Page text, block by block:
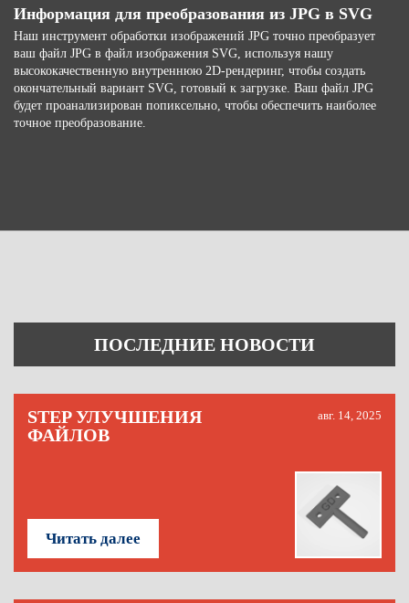
Информация для преобразования из JPG в SVG
Наш инструмент обработки изображений JPG точно преобразует
ваш файл JPG в файл изображения SVG, используя нашу
высококачественную внутреннюю 2D-рендеринг, чтобы создать
окончательный вариант SVG, готовый к загрузке. Ваш файл JPG
будет проанализирован попиксельно, чтобы обеспечить наиболее
точное преобразование.
ПОСЛЕДНИЕ НОВОСТИ
STEP УЛУЧШЕНИЯ
ФАЙЛОВ
авг. 14, 2025
Читать далее